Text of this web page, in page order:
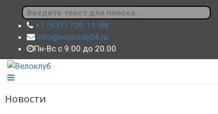
+7 (937) 720-11-88
info@veloclub34.ru
Пн-Вс с 9.00 до 20.00
Новости